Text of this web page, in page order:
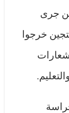
جرى
خرجوا